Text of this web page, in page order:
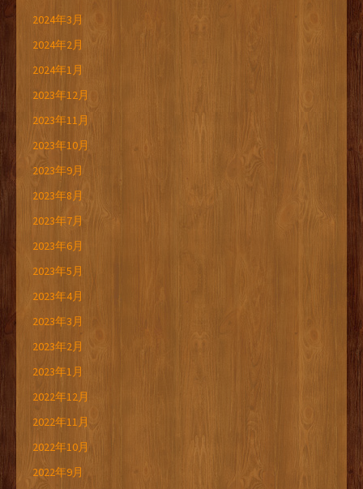
2024年3月
2024年2月
2024年1月
2023年12月
2023年11月
2023年10月
2023年9月
2023年8月
2023年7月
2023年6月
2023年5月
2023年4月
2023年3月
2023年2月
2023年1月
2022年12月
2022年11月
2022年10月
2022年9月